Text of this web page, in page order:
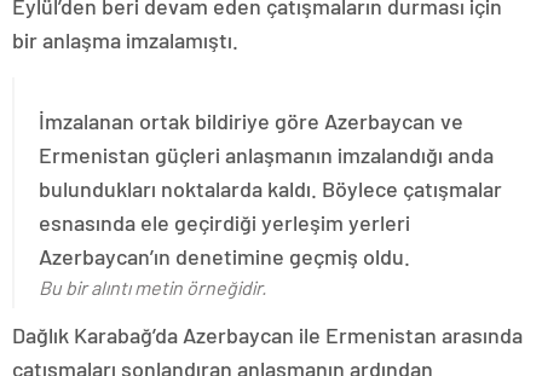
Eylül’den beri devam eden çatışmaların durması için
bir anlaşma imzalamıştı.
İmzalanan ortak bildiriye göre Azerbaycan ve
Ermenistan güçleri anlaşmanın imzalandığı anda
bulundukları noktalarda kaldı. Böylece çatışmalar
esnasında ele geçirdiği yerleşim yerleri
Azerbaycan’ın denetimine geçmiş oldu.
Bu bir alıntı metin örneğidir.
Dağlık Karabağ’da Azerbaycan ile Ermenistan arasında
çatışmaları sonlandıran anlaşmanın ardından